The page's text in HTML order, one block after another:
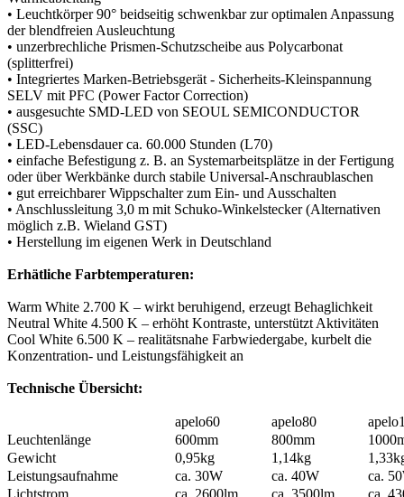
• Leuchtkörper 90° beidseitig schwenkbar zur optimalen Anpassung
der blendfreien Ausleuchtung
• unzerbrechliche Prismen-Schutzscheibe aus Polycarbonat
(splitterfrei)
• Integriertes Marken-Betriebsgerät - Sicherheits-Kleinspannung
SELV mit PFC (Power Factor Correction)
• ausgesuchte SMD-LED von SEOUL SEMICONDUCTOR
(SSC)
• LED-Lebensdauer ca. 60.000 Stunden (L70)
• einfache Befestigung z. B. an Systemarbeitsplätze in der Fertigung
oder über Werkbänke durch stabile Universal-Anschraublaschen
• gut erreichbarer Wippschalter zum Ein- und Ausschalten
• Anschlussleitung 3,0 m mit Schuko-Winkelstecker (Alternativen
möglich z.B. Wieland GST)
• Herstellung im eigenen Werk in Deutschland
Erhätliche Farbtemperaturen:
Warm White 2.700 K – wirkt beruhigend, erzeugt Behaglichkeit
Neutral White 4.500 K – erhöht Kontraste, unterstützt Aktivitäten
Cool White 6.500 K – realitätsnahe Farbwiedergabe, kurbelt die
Konzentration- und Leistungsfähigkeit an
Technische Übersicht:
apelo60 apelo80
Leuchtenlänge
600mm 800mm
Gewicht
0,95kg 1,14kg
Leistungsaufnahme
ca. 30W ca. 40W
ca.